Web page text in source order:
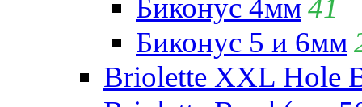
Биконус 4мм41
Биконус 5 и 6мм
Briolette XXL Hole